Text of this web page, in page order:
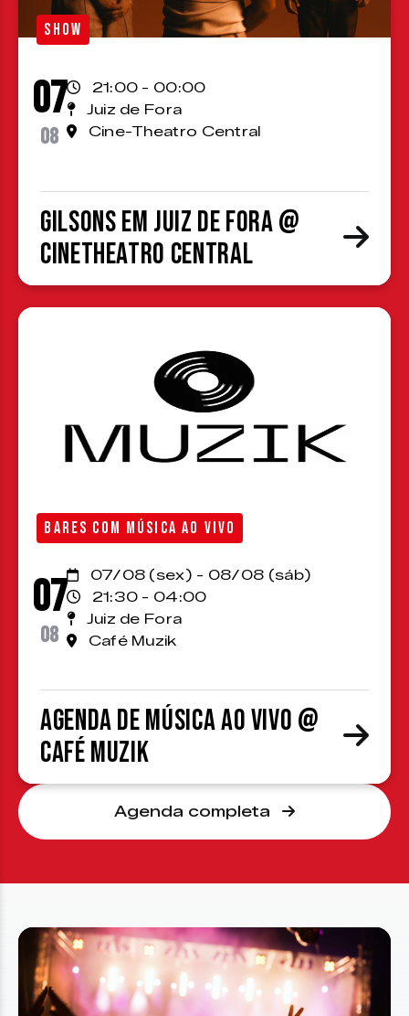
SHOW
07
08
21:00 - 00:00
Juiz de Fora
Cine-Theatro Central
Gilsons em Juiz de Fora @
CineTheatro Central
BARES COM MÚSICA AO VIVO
07
08
07/08 (sex) - 08/08 (sáb)
21:30 - 04:00
Juiz de Fora
Café Muzik
Agenda de Música ao Vivo @
Café Muzik
Agenda completa